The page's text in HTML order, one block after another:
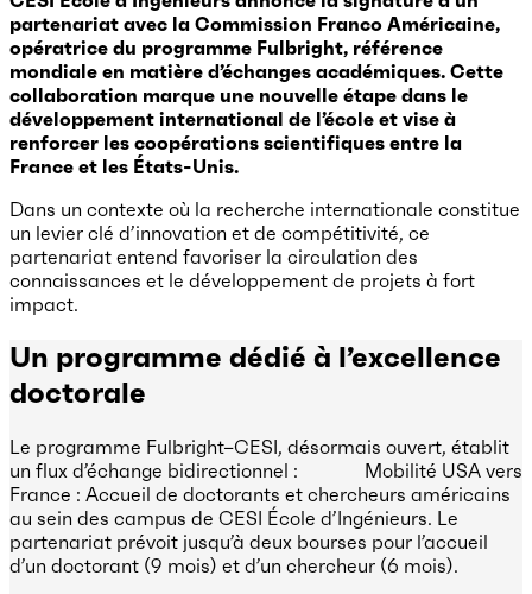
partenariat avec la Commission Franco Américaine,
opératrice du programme Fulbright, référence
mondiale en matière d’échanges académiques. Cette
collaboration marque une nouvelle étape dans le
développement international de l’école et vise à
renforcer les coopérations scientifiques entre la
France et les États-Unis.
Dans un contexte où la recherche internationale constitue
un levier clé d’innovation et de compétitivité, ce
partenariat entend favoriser la circulation des
connaissances et le développement de projets à fort
impact.
Un programme dédié à l’excellence
doctorale
Le programme Fulbright–CESI, désormais ouvert, établit
un flux d’échange bidirectionnel : Mobilité USA vers
France : Accueil de doctorants et chercheurs américains
au sein des campus de CESI École d’Ingénieurs. Le
partenariat prévoit jusqu’à deux bourses pour l’accueil
d’un doctorant (9 mois) et d’un chercheur (6 mois).